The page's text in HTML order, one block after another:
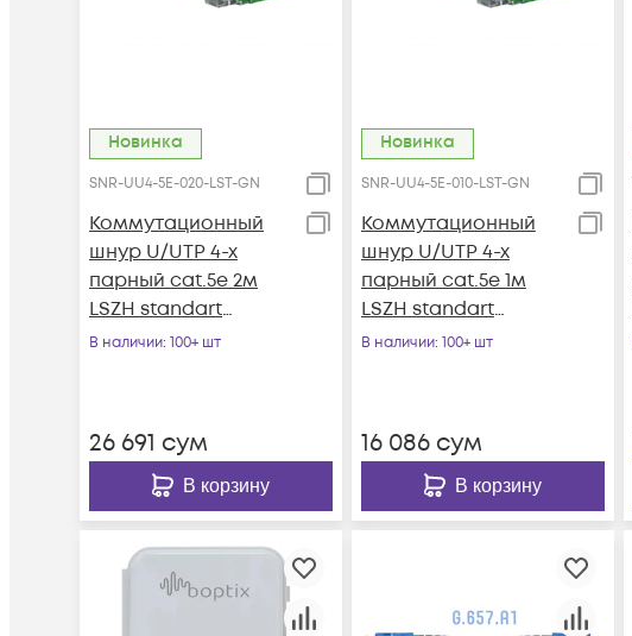
Новинка
SNR-UU4-5E-020-LST-GN
Коммутационный
шнур U/UTP 4-х
парный cat.5e 2м
LSZH standart
зеленый
В наличии: 100+ шт
26 691 сум
В корзину
Новинка
SNR-UU4-5E-010-LST-GN
Коммутационный
шнур U/UTP 4-х
парный cat.5e 1м
LSZH standart
зеленый
В наличии: 100+ шт
16 086сум
В корзину